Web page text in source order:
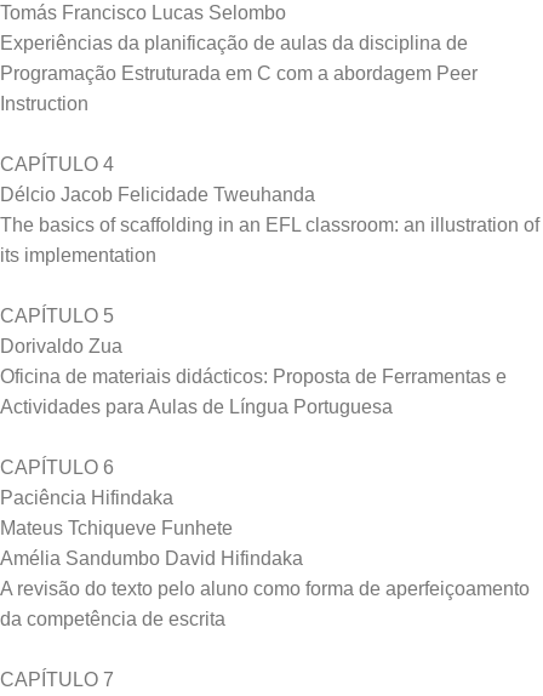
Tomás Francisco Lucas Selombo
Experiências da planificação de aulas da disciplina de
Programação Estruturada em C com a abordagem Peer
Instruction
CAPÍTULO 4
Délcio Jacob Felicidade Tweuhanda
The basics of scaffolding in an EFL classroom: an illustration of
its implementation
CAPÍTULO 5
Dorivaldo Zua
Oficina de materiais didácticos: Proposta de Ferramentas e
Actividades para Aulas de Língua Portuguesa
CAPÍTULO 6
Paciência Hifindaka
Mateus Tchiqueve Funhete
Amélia Sandumbo David Hifindaka
A revisão do texto pelo aluno como forma de aperfeiçoamento
da competência de escrita
CAPÍTULO 7